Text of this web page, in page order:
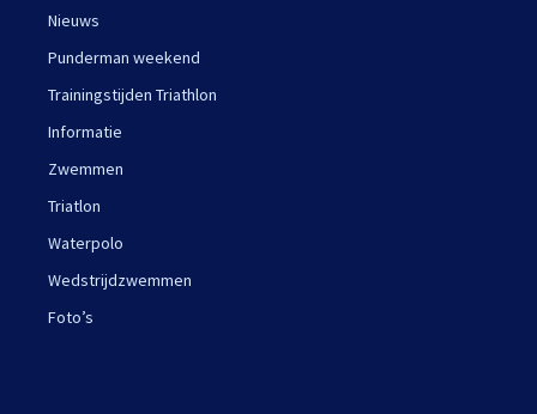
Nieuws
Punderman weekend
Trainingstijden Triathlon
Informatie
Zwemmen
Triatlon
Waterpolo
Wedstrijdzwemmen
Foto’s